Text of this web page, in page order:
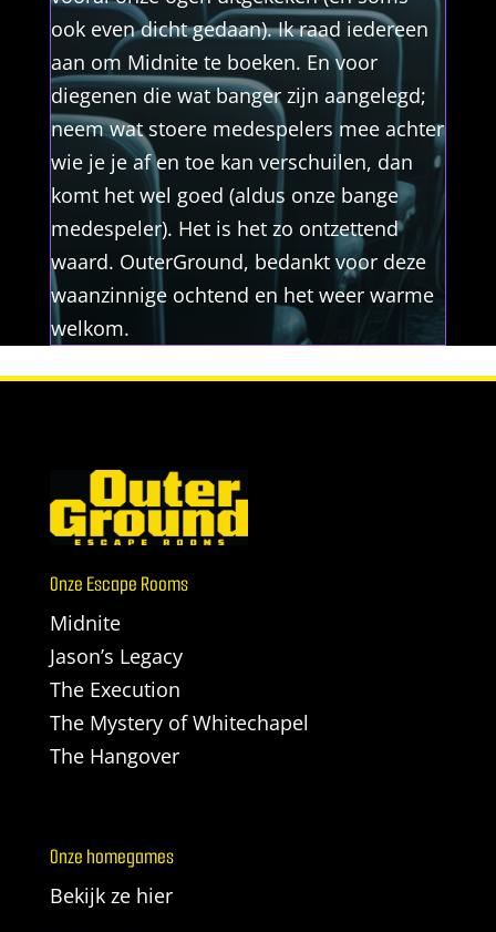
ook even dicht gedaan). Ik raad iedereen
aan om Midnite te boeken. En voor
diegenen die wat banger zijn aangelegd;
neem wat stoere medespelers mee achter
wie je je af en toe kan verschuilen, dan
komt het wel goed (aldus onze bange
medespeler). Het is het zo ontzettend
waard. OuterGround, bedankt voor deze
waanzinnige ochtend en het weer warme
welkom.
Onze Escape Rooms
Midnite
Jason’s Legacy
The Execution
The Mystery of Whitechapel
The Hangover
Onze homegames
Bekijk ze hier